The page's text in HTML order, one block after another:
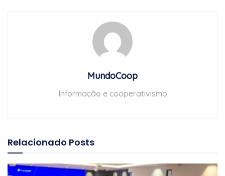
MundoCoop
Informação e cooperativismo
Relacionado Posts